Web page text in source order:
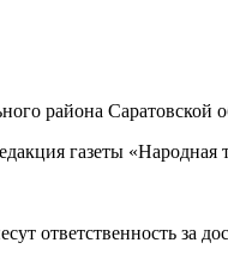
района Саратовской
газеты «Народная
ответственность за